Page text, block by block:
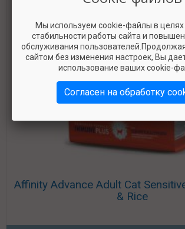
Affinity Advance Adult Cat
& Rice
Мы используем cookie-файлы в
стабильности работы сайта и
обслуживания
сайтом без изменения настроек, Вы
использование ваших cookie-
Согласен на обработку